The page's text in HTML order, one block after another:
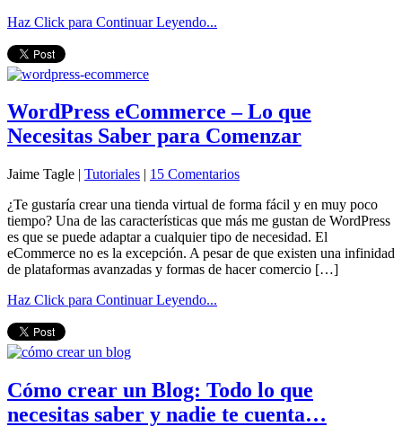
Haz Click para Continuar Leyendo...
WordPress eCommerce – Lo que
Necesitas Saber para Comenzar
Jaime Tagle | Tutoriales | 15 Comentarios
¿Te gustaría crear una tienda virtual de forma fácil y en muy poco
tiempo? Una de las características que más me gustan de WordPress
es que se puede adaptar a cualquier tipo de necesidad. El
eCommerce no es la excepción. A pesar de que existen una infinidad
de plataformas avanzadas y formas de hacer comercio […]
Haz Click para Continuar Leyendo...
Cómo crear un Blog: Todo lo que
necesitas saber y nadie te cuenta…